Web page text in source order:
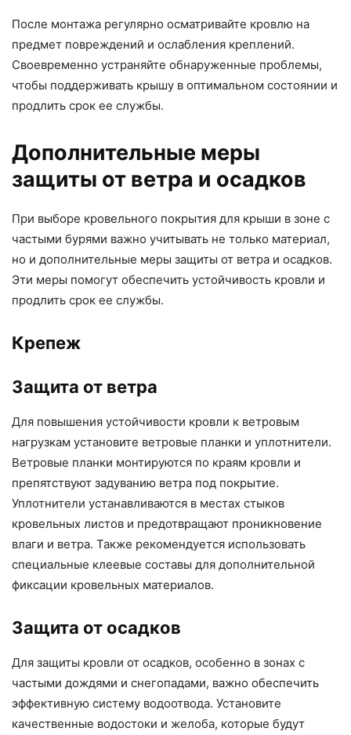
После монтажа регулярно осматривайте кровлю на
предмет повреждений и ослабления креплений.
Своевременно устраняйте обнаруженные проблемы,
чтобы поддерживать крышу в оптимальном состоянии и
продлить срок ее службы.
Дополнительные меры
защиты от ветра и осадков
При выборе кровельного покрытия для крыши в зоне с
частыми бурями важно учитывать не только материал,
но и дополнительные меры защиты от ветра и осадков.
Эти меры помогут обеспечить устойчивость кровли и
продлить срок ее службы.
Крепеж
Защита от ветра
Для повышения устойчивости кровли к ветровым
нагрузкам установите ветровые планки и уплотнители.
Ветровые планки монтируются по краям кровли и
препятствуют задуванию ветра под покрытие.
Уплотнители устанавливаются в местах стыков
кровельных листов и предотвращают проникновение
влаги и ветра. Также рекомендуется использовать
специальные клеевые составы для дополнительной
фиксации кровельных материалов.
Защита от осадков
Для защиты кровли от осадков, особенно в зонах с
частыми дождями и снегопадами, важно обеспечить
эффективную систему водоотвода. Установите
качественные водостоки и желоба, которые будут